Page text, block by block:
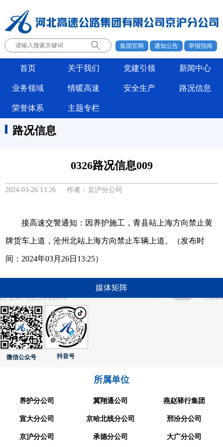
集团官网 通知公告 举报指南
首页 关于我们 党建引领 新闻中心
业务领域 情暖高速 安全生产 路况信息
荣誉体系 主题专栏
路况信息
0326路况信息009
2024-03-26 13:26 作者：京沪分公司
接高速交警通知：因养护施工，青县站上海方向禁止黄
牌货车上道，沧州北站上海方向禁止车辆上道。（发布时
间：2024年03月26日13:25）
媒体矩阵
微信公众号 抖音号
所属单位
养护分公司 冀翔通公司 燕赵驿行集团
宣大分公司 京哈北线分公司 邢汾分公司
京沪分公司 承德分公司 大广分公司